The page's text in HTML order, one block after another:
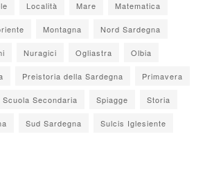
Località Mare Matematica
Montagna Nord Sardegna
Nuragici Ogliastra Olbia
Preistoria della Sardegna Primavera
Scuola Secondaria Spiagge Storia
Sud Sardegna Sulcis Iglesiente